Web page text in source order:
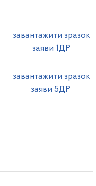
завантажити зразок
заяви 1ДР
завантажити зразок
заяви 5ДР